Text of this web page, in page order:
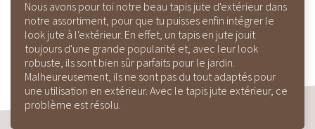
Nous avons pour toi notre beau tapis jute d'extérieur dans
notre assortiment, pour que tu puisses enfin intégrer le
look jute à l'extérieur. En effet, un tapis en jute jouit
toujours d'une grande popularité et, avec leur look
robuste, ils sont bien sûr parfaits pour le jardin.
Malheureusement, ils ne sont pas du tout adaptés pour
une utilisation en extérieur. Avec le tapis jute extérieur, ce
problème est résolu.